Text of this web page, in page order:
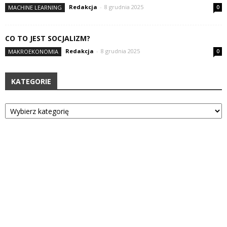
MACHINE LEARNING Redakcja - 8 grudnia 2025 0
CO TO JEST SOCJALIZM?
MAKROEKONOMIA Redakcja - 8 grudnia 2025 0
KATEGORIE
Kategorie